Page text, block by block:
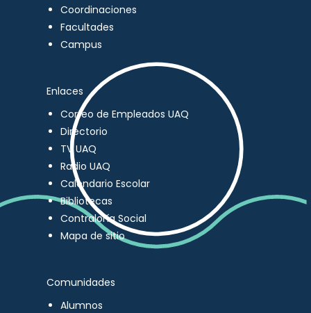
Coordinaciones
Facultades
Campus
Enlaces
Correo de Empleados UAQ
Directorio
TV UAQ
Radio UAQ
Calendario Escolar
Bibliotecas
Contraloría Social
Mapa de sitio
Comunidades
Alumnos